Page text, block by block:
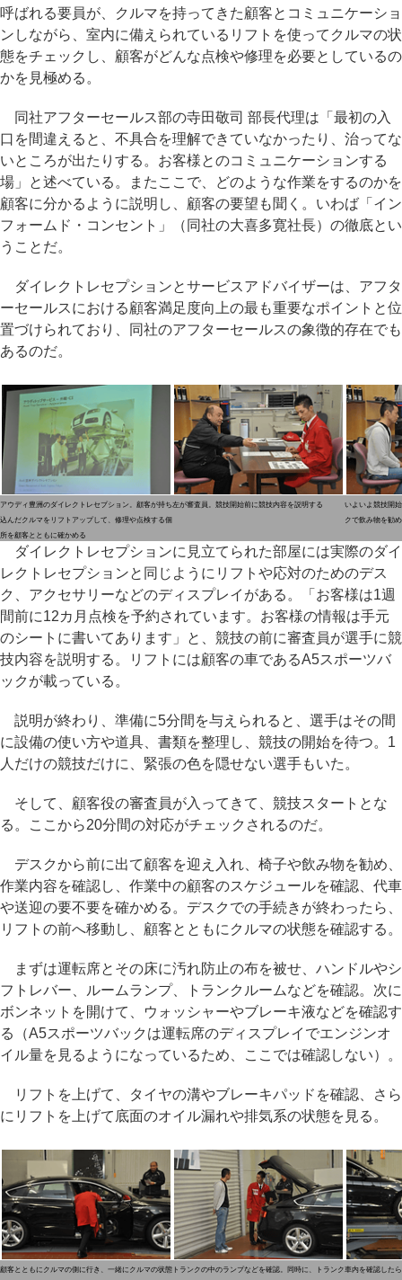
呼ばれる要員が、クルマを持ってきた顧客とコミュニケーショ
ンしながら、室内に備えられているリフトを使ってクルマの状
態をチェックし、顧客がどんな点検や修理を必要としているの
かを見極める。
同社アフターセールス部の寺田敬司 部長代理は「最初の入
口を間違えると、不具合を理解できていなかったり、治ってな
いところが出たりする。お客様とのコミュニケーションする
場」と述べている。またここで、どのような作業をするのかを
顧客に分かるように説明し、顧客の要望も聞く。いわば「イン
フォームド・コンセント」（同社の大喜多寛社長）の徹底とい
うことだ。
ダイレクトレセプションとサービスアドバイザーは、アフタ
ーセールスにおける顧客満足度向上の最も重要なポイントと位
置づけられており、同社のアフターセールスの象徴的存在でも
あるのだ。
アウディ豊洲のダイレクトレセプション。顧客が持ち
込んだクルマをリフトアップして、修理や点検する個
所を顧客とともに確かめる
左が審査員。競技開始前に競技内容を説明する
いよいよ競技開
クで飲み物を勧
ダイレクトレセプションに見立てられた部屋には実際のダイ
レクトレセプションと同じようにリフトや応対のためのデス
ク、アクセサリーなどのディスプレイがある。「お客様は1週
間前に12カ月点検を予約されています。お客様の情報は手元
のシートに書いてあります」と、競技の前に審査員が選手に競
技内容を説明する。リフトには顧客の車であるA5スポーツバ
ックが載っている。
説明が終わり、準備に5分間を与えられると、選手はその間
に設備の使い方や道具、書類を整理し、競技の開始を待つ。1
人だけの競技だけに、緊張の色を隠せない選手もいた。
そして、顧客役の審査員が入ってきて、競技スタートとな
る。ここから20分間の対応がチェックされるのだ。
デスクから前に出て顧客を迎え入れ、椅子や飲み物を勧め、
作業内容を確認し、作業中の顧客のスケジュールを確認、代車
や送迎の要不要を確かめる。デスクでの手続きが終わったら、
リフトの前へ移動し、顧客とともにクルマの状態を確認する。
まずは運転席とその床に汚れ防止の布を被せ、ハンドルやシ
フトレバー、ルームランプ、トランクルームなどを確認。次に
ボンネットを開けて、ウォッシャーやブレーキ液などを確認す
る（A5スポーツバックは運転席のディスプレイでエンジンオ
イル量を見るようになっているため、ここでは確認しない）。
リフトを上げて、タイヤの溝やブレーキパッドを確認、さら
にリフトを上げて底面のオイル漏れや排気系の状態を見る。
顧客とともにクルマの側に行き、一緒にクルマの状態 トランクの中のランプなどを確認。同時に、トランク車内を確認した